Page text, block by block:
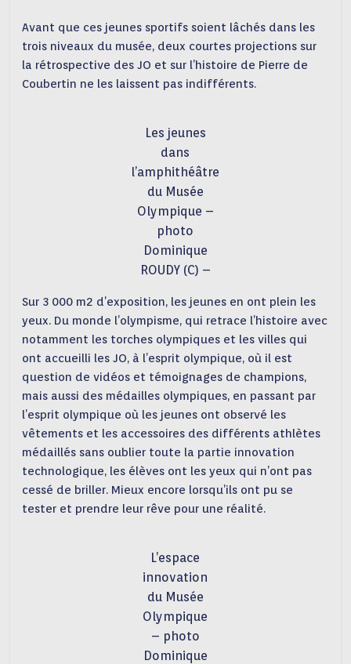
Avant que ces jeunes sportifs soient lâchés dans les
trois niveaux du musée, deux courtes projections sur
la rétrospective des JO et sur l’histoire de Pierre de
Coubertin ne les laissent pas indifférents.
Les jeunes
dans
l’amphithéâtre
du Musée
Olympique –
photo
Dominique
ROUDY (C) –
Sur 3 000 m2 d’exposition, les jeunes en ont plein les
yeux. Du monde l’olympisme, qui retrace l’histoire avec
notamment les torches olympiques et les villes qui
ont accueilli les JO, à l’esprit olympique, où il est
question de vidéos et témoignages de champions,
mais aussi des médailles olympiques, en passant par
l’esprit olympique où les jeunes ont observé les
vêtements et les accessoires des différents athlètes
médaillés sans oublier toute la partie innovation
technologique, les élèves ont les yeux qui n’ont pas
cessé de briller. Mieux encore lorsqu’ils ont pu se
tester et prendre leur rêve pour une réalité.
L’espace
innovation
du Musée
Olympique
– photo
Dominique